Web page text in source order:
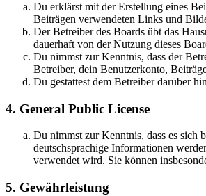
Du erklärst mit der Erstellung eines
Beiträgen verwendeten Links und
Der Betreiber des Boards übt das
dauerhaft von der Nutzung dieses
Du nimmst zur Kenntnis, dass der
Betreiber, dein Benutzerkonto,
Du gestattest dem Betreiber darüber
4. General Public License
Du nimmst zur Kenntnis, dass es sich
deutschsprachige Informationen
verwendet wird. Sie können
5. Gewährleistung